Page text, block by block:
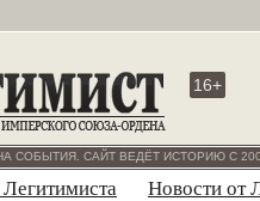
16+
СОБЫТИЯ. САЙТ ВЕДЁТ ИСТОРИЮ С
Легитимиста Новости от